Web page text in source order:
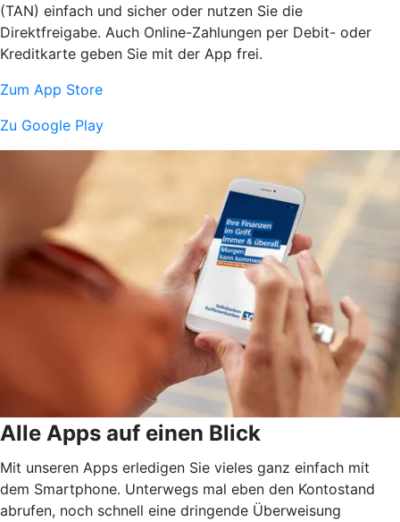
(TAN) einfach und sicher oder nutzen Sie die
Direktfreigabe. Auch Online-Zahlungen per Debit- oder
Kreditkarte geben Sie mit der App frei.
Zum App Store
Zu Google Play
Alle Apps auf einen Blick
Mit unseren Apps erledigen Sie vieles ganz einfach mit
dem Smartphone. Unterwegs mal eben den Kontostand
abrufen, noch schnell eine dringende Überweisung